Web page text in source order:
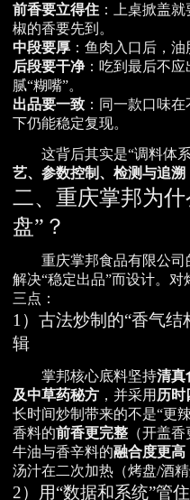
前香要立得住 ：上桌掀盖
椒的香要先到。
中段要厚 ：鱼肉入口后，
后段要干净：吃到最后不应
腻“糊嘴”。
出品要一致 ：同一款口味
下仍能稳定复现。
这背后其实是“调料体
艺、参数控制、检测与追溯
二、重庆掌邦为
盘”？
重庆掌邦食品有限公
解决“稳定出品”而设计。
三点：
1）古法炒制的“香气
辑
掌邦核心底料坚持清真
及中草药秘方 ，并采用 历时
长时间炒制带来的不是“更
香料的前香更完整 （开盖香
牛油与香辛料的融合度更高
汤汁在二次加热（烤盘/酒
2）用“数据和系统”管